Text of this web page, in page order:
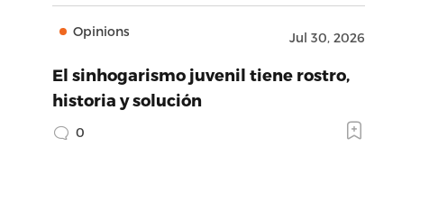
Opinions Jul 30, 2026
El sinhogarismo juvenil tiene rostro,
historia y solución
0